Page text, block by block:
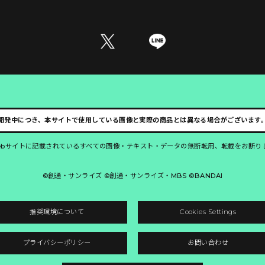
発中につき、本サイトで使用している画像と実際の商品とは異なる場合がございます。
サイトに記載されているすべての画像・テキスト・データの無断転用、転載をお断り
©創通・サンライズ ©創通・サンライズ・MBS ©BANDAI
推奨環境について Cookies Settings
プライバシーポリシー お問い合わせ